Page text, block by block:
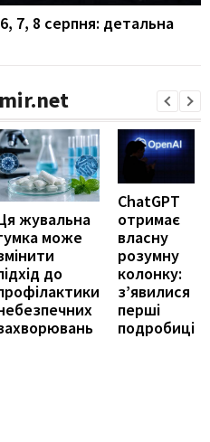
7, 8 серпня: детальна
жувальна
може
до
ChatGPT
отримає
власну
розумну
колонку:
з’явилися
перші
подробиці